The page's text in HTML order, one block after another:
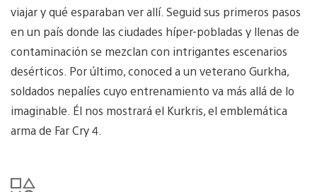
viajar y qué esparaban ver allí. Seguid sus primeros pasos
en un país donde las ciudades híper-pobladas y llenas de
contaminación se mezclan con intrigantes escenarios
desérticos. Por último, conoced a un veterano Gurkha,
soldados nepalíes cuyo entrenamiento va más allá de lo
imaginable. Él nos mostrará el Kurkris, el emblemática
arma de Far Cry 4.